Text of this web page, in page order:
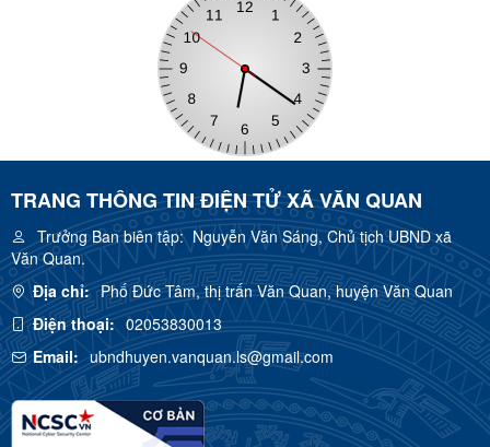
TRANG THÔNG TIN ĐIỆN TỬ XÃ VĂN QUAN
Trưởng Ban biên tập:Nguyễn Văn Sáng, Chủ tịch UBND xã
Văn Quan.
Địa chỉ: Phố Đức Tâm, thị trấn Văn Quan, huyện Văn Quan
Điện thoại: 02053830013
Email: ubndhuyen.vanquan.ls@gmail.com